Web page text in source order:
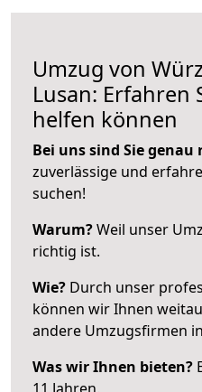
Umzug von
Lusan: Erfahren
helfen können
Bei uns sind Sie genau
zuverlässige und
suchen!
Warum?Weil unser
richtig ist.
Wie? Durch unser
können wir Ihnen
andere Umzugsfirmen
Was wir Ihnen bieten?